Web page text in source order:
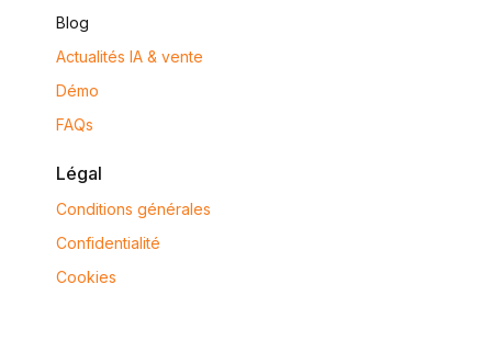
Blog
Actualités IA & vente
Démo
FAQs
Légal
Conditions générales
Confidentialité
Cookies